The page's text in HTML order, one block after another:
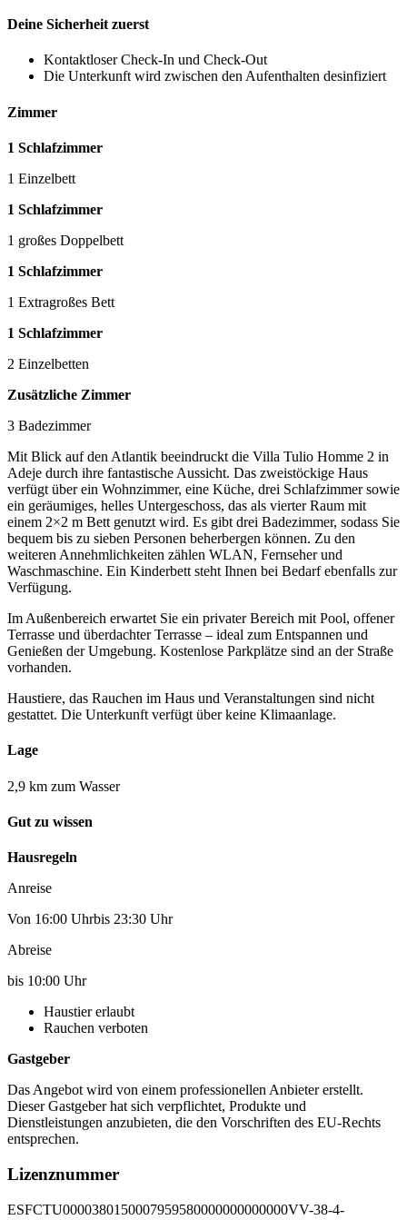
Deine Sicherheit zuerst
Kontaktloser Check-In und Check-Out
Die Unterkunft wird zwischen den Aufenthalten desinfiziert
Zimmer
1 Schlafzimmer
1 Einzelbett
1 Schlafzimmer
1 großes Doppelbett
1 Schlafzimmer
1 Extragroßes Bett
1 Schlafzimmer
2 Einzelbetten
Zusätzliche Zimmer
3 Badezimmer
Mit Blick auf den Atlantik beeindruckt die Villa Tulio Homme 2 in
Adeje durch ihre fantastische Aussicht. Das zweistöckige Haus
verfügt über ein Wohnzimmer, eine Küche, drei Schlafzimmer sowie
ein geräumiges, helles Untergeschoss, das als vierter Raum mit
einem 2×2 m Bett genutzt wird. Es gibt drei Badezimmer, sodass Sie
bequem bis zu sieben Personen beherbergen können. Zu den
weiteren Annehmlichkeiten zählen WLAN, Fernseher und
Waschmaschine. Ein Kinderbett steht Ihnen bei Bedarf ebenfalls zur
Verfügung.
Im Außenbereich erwartet Sie ein privater Bereich mit Pool, offener
Terrasse und überdachter Terrasse – ideal zum Entspannen und
Genießen der Umgebung. Kostenlose Parkplätze sind an der Straße
vorhanden.
Haustiere, das Rauchen im Haus und Veranstaltungen sind nicht
gestattet. Die Unterkunft verfügt über keine Klimaanlage.
Lage
2,9 km zum Wasser
Gut zu wissen
Hausregeln
Anreise
Von 16:00 Uhrbis 23:30 Uhr
Abreise
bis 10:00 Uhr
Haustier erlaubt
Rauchen verboten
Gastgeber
Das Angebot wird von einem professionellen Anbieter erstellt.
Dieser Gastgeber hat sich verpflichtet, Produkte und
Dienstleistungen anzubieten, die den Vorschriften des EU-Rechts
entsprechen.
Lizenznummer
ESFCTU0000380150007959580000000000000VV-38-4-